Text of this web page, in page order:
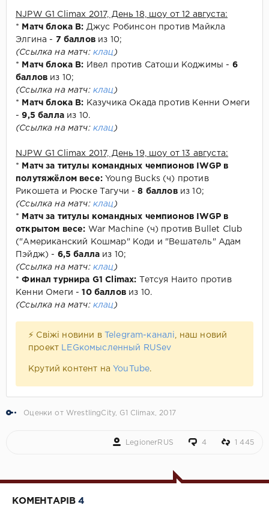
NJPW G1 Climax 2017, День 18, шоу от 12 августа:
*
Матч блока В: Джус Робинсон против Майкла
Элгина - 7 балловиз 10;
(Ссылка на матч: клац)
* Матч блока В: Ивел против Сатоши Коджимы - 6
баллов из 10;
(Ссылка на матч: клац)
* Матч блока В: Казучика Окада против Кенни Омеги
-9,5 баллаиз 10.
(Ссылка на матч: клац)
NJPW G1 Climax 2017, День 19, шоу от 13 августа:
*
Матч за титулы командных чемпионов IWGP в
полутяжёлом весе:Young Bucks (ч) против
Рикошета и Рюске Тагучи -8 балловиз 10;
(Ссылка на матч: клац)
*
Матч за титулы командных чемпионов IWGP в
открытом весе: War Machine (ч) против Bullet Club
("Американский Кошмар" Коди и "Вешатель" Адам
Пэйдж) - 6,5 балла из 10;
(Ссылка на матч: клац)
*Финал турнира G1 Climax: Тетсуя Наито против
Кенни Омеги -10 балловиз 10.
(Ссылка на матч: клац)
⚡ Свіжі новини в Telegram-каналі
, наш новий
проект
LEGкомысленный RUSev
Крутий контент на YouTube.
Оценки от WrestlingCity, G1 Climax 2017
LegionerRUS 4 1 445
КОМЕНТАРІВ4